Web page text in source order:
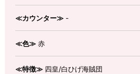
≪カウンター≫ -
≪色≫ 赤
≪特徴≫ 四皇/白ひげ海賊団